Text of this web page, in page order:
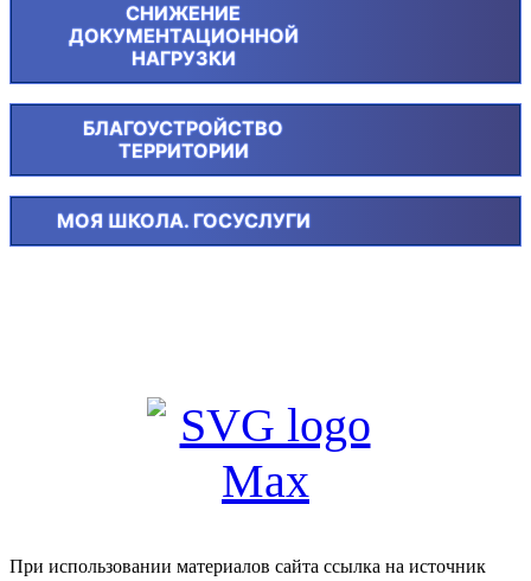
СНИЖЕНИЕ
ДОКУМЕНТАЦИОННОЙ
НАГРУЗКИ
БЛАГОУСТРОЙСТВО
ТЕРРИТОРИИ
МОЯ ШКОЛА. ГОСУСЛУГИ
При использовании материалов сайта ссылка на источник